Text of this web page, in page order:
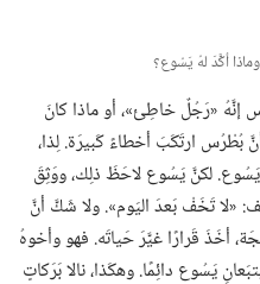
أكَّدَ لهُ يَسُوع؟‏
إنَّهُ «رَجُلٌ خاطِئ»،‏ أو ماذا كانَ
بُطْرُس ارتَكَبَ أخطاءً كَبيرَة.‏ لِذا،‏
لكنَّ يَسُوع لاحَظَ ذلِك،‏ ووَثِقَ
«لا تَخَفْ بَعدَ اليَوم».‏ ولا شَكَّ أنَّ
أخَذَ قَرارًا غيَّرَ حَياتَه.‏ فهو وأخوهُ
يَسُوع دائِمًا.‏ وهكَذا،‏ نالا بَرَكاتٍ